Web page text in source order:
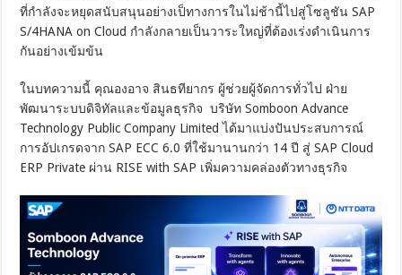
ที่กำลังจะหยุดสนับสนุนอย่างเป็ทางการในไม่ช้านี้ไปสู่โซลูชัน SAP
S/4HANA on Cloud กำลังกลายเป็นวาระใหญ่ที่ต้องเร่งดำเนินการ
กันอย่างเข้มข้น
ในบทความนี้ คุณองอาจ สินธทียากร ผู้ช่วยผู้จัดการทั่วไป ฝ่าย
พัฒนาระบบดิจิทัลและข้อมูลธุรกิจ บริษัท Somboon Advance
Technology Public Company Limited ได้มาแบ่งปันประสบการณ์
การอัปเกรดจาก SAP ECC 6.0 ที่ใช้มานานกว่า 14 ปี สู่ SAP Cloud
ERP Private ผ่าน RISE with SAP เพิ่มความคล่องตัวทางธุรกิจ